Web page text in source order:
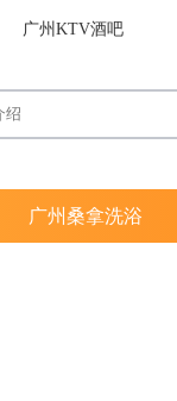
广州KTV酒吧
广州桑拿洗浴